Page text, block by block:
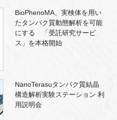
BioPhenoMA、実検体を用い
たタンパク質動態解析を可能
にする 「受託研究サービ
ス」を本格開始
NanoTerasuタンパク質結晶
構造解析実験ステーション 利
用説明会